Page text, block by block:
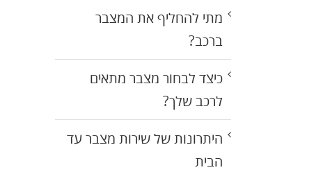
מתי להחליף את המצבר
ברכב?
כיצד לבחור מצבר מתאים
לרכב שלך?
היתרונות של שירות מצבר עד
הבית